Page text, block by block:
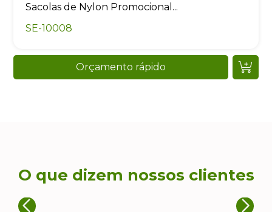
Sacolas de Nylon Promocional...
SE-10008
Orçamento rápido
O que dizem nossos clientes